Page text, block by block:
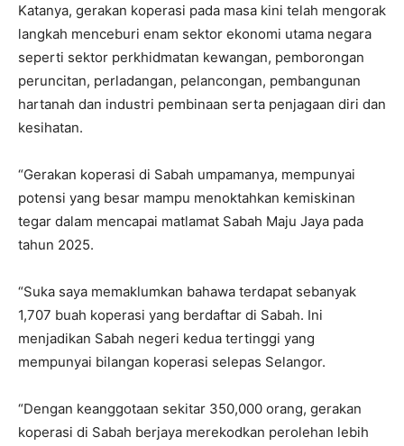
Katanya, gerakan koperasi pada masa kini telah mengorak
langkah menceburi enam sektor ekonomi utama negara
seperti sektor perkhidmatan kewangan, pemborongan
peruncitan, perladangan, pelancongan, pembangunan
hartanah dan industri pembinaan serta penjagaan diri dan
kesihatan.
“Gerakan koperasi di Sabah umpamanya, mempunyai
potensi yang besar mampu menoktahkan kemiskinan
tegar dalam mencapai matlamat Sabah Maju Jaya pada
tahun 2025.
“Suka saya memaklumkan bahawa terdapat sebanyak
1,707 buah koperasi yang berdaftar di Sabah. Ini
menjadikan Sabah negeri kedua tertinggi yang
mempunyai bilangan koperasi selepas Selangor.
“Dengan keanggotaan sekitar 350,000 orang, gerakan
koperasi di Sabah berjaya merekodkan perolehan lebih